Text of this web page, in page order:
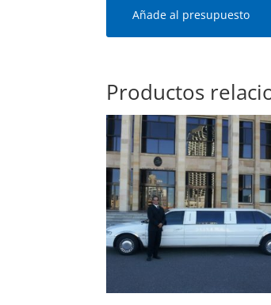
Añade al presupuesto
Productos